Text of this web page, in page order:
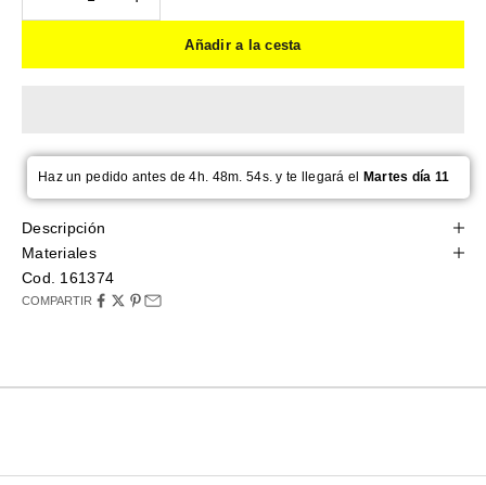
Añadir a la cesta
Haz un pedido antes de 4h. 48m. 53s. y te llegará el Martes día 11
Descripción
Materiales
Cod. 161374
COMPARTIR